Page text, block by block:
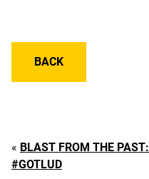
BACK
« BLAST FROM THE PAST:
#GOTLUD